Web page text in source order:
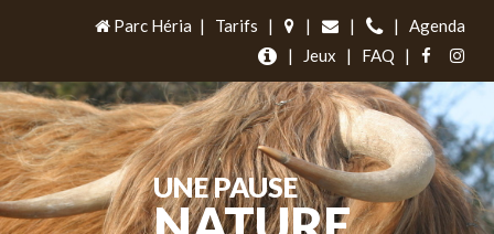
Parc Héria | Tarifs | | | |
Agenda
|
Jeux | FAQ |
UNE PAUSE